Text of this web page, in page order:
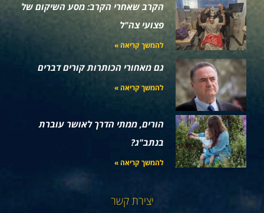
הקרב שאחרי הקרב: מסע השיקום של
פצועי צה"ל
להמשך קריאה »
גם מאחורי הכותרות קורים דברים
להמשך קריאה »
הורים, ממתי הדרך לאושר עוברת
בנתב"ג?
להמשך קריאה »
יצירת קשר